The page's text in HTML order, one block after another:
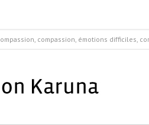
compassion, émotions difficiles,